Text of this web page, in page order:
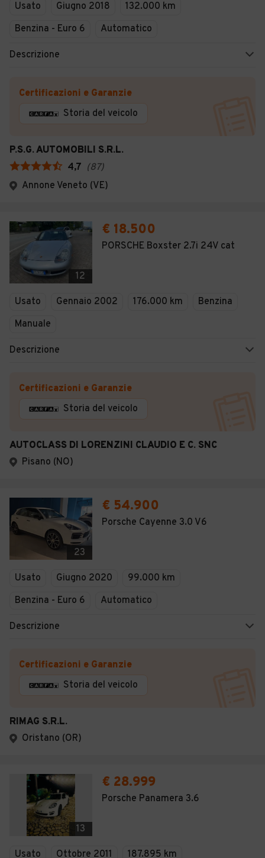
Usato Giugno 2018
132.000 km
Benzina - Euro 6
Automatico
Descrizione
Certificazioni e Garanzie
Storia del veicolo
P.S.G. AUTOMOBILI S.R.L.
4,7 (87)
Annone Veneto (VE)
12
€ 18.500
PORSCHE Boxster 2.7i 24V cat
Usato Gennaio 2002 176.000 km
Benzina
Manuale
Descrizione
Certificazioni e Garanzie
Storia del veicolo
AUTOCLASS DI LORENZINI CLAUDIO E C. SNC
Pisano (NO)
23
€ 54.900
Porsche Cayenne 3.0 V6
Usato Giugno 2020
99.000 km
Benzina - Euro 6
Automatico
Descrizione
Certificazioni e Garanzie
Storia del veicolo
RIMAG S.R.L.
Oristano (OR)
13
€ 28.999
Porsche Panamera 3.6
Usato Ottobre 2011 187.895 km